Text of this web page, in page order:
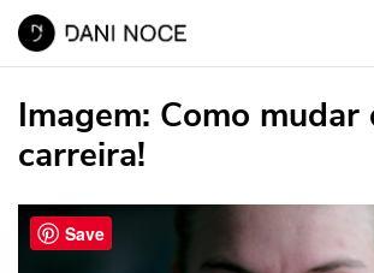
Imagem: Como mudar
carreira!
Save